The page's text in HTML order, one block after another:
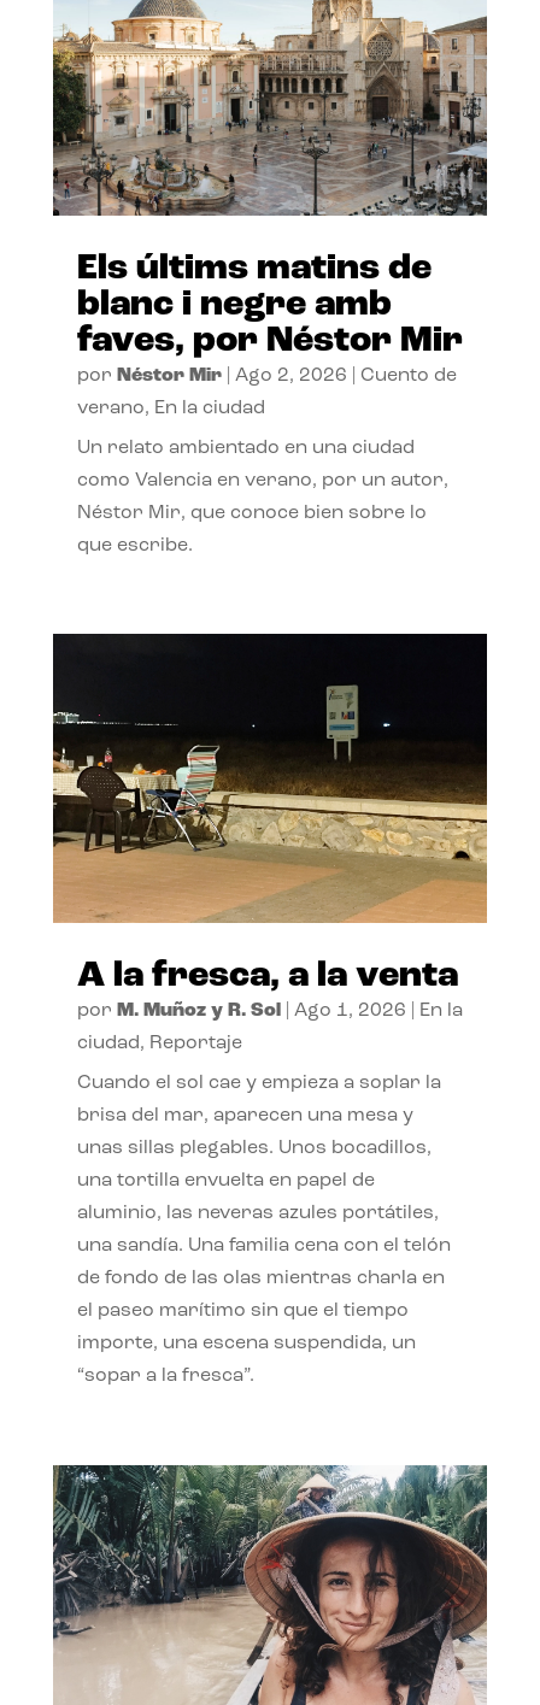
Els últims matins de
blanc i negre amb
faves, por Néstor Mir
por Néstor Mir| Ago 2, 2026
Cuento de
verano, En la ciudad
Un relato ambientado en una ciudad
como Valencia en verano, por un autor,
Néstor Mir, que conoce bien sobre lo
que escribe.
A la fresca, a la venta
por M. Muñoz y R. Sol| Ago 1, 2026
En la
ciudad, Reportaje
Cuando el sol cae y empieza a soplar la
brisa del mar, aparecen una mesa y
unas sillas plegables. Unos bocadillos,
una tortilla envuelta en papel de
aluminio, las neveras azules portátiles,
una sandía. Una familia cena con el telón
de fondo de las olas mientras charla en
el paseo marítimo sin que el tiempo
importe, una escena suspendida, un
“sopar a la fresca”.